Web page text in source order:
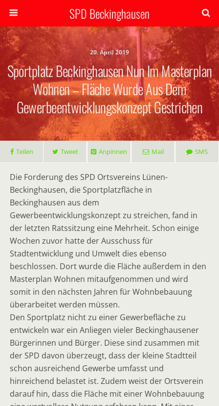
SPD Beckinghausen
20. April 2019
Sportplatz Beckinghausen Nun Im Masterplan
Wohnen – Fläche Wurde Aus Dem
Gewerbeentwicklungskonzept Gestrichen
Teilen Tweet Anpinnen Mail SMS
Die Forderung des SPD Ortsvereins Lünen-
Beckinghausen, die Sportplatzfläche in
Beckinghausen aus dem
Gewerbeentwicklungskonzept zu streichen, fand in
der letzten Ratssitzung eine Mehrheit. Schon einige
Wochen zuvor hatte der Ausschuss für
Stadtentwicklung und Umwelt dies ebenso
beschlossen. Dort wurde die Fläche außerdem in den
Masterplan Wohnen mitaufgenommen und wird
somit in den nächsten Jahren für Wohnbebauung
überarbeitet werden müssen.
Den Sportplatz nicht zu einer Gewerbefläche zu
entwickeln war ein Anliegen vieler Beckinghausener
Bürgerinnen und Bürger. Diese sind zusammen mit
der SPD davon überzeugt, dass der kleine Stadtteil
schon ausreichend Gewerbe umfasst und
hinreichend belastet ist. Zudem weist der Ortsverein
darauf hin, dass die Fläche mit einer Wohnbebauung